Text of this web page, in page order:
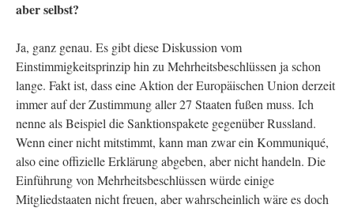
aber selbst?
Ja, ganz genau. Es gibt diese Diskussion vom
Einstimmigkeitsprinzip hin zu Mehrheitsbeschlüssen ja schon
lange. Fakt ist, dass eine Aktion der Europäischen Union derzeit
immer auf der Zustimmung aller 27 Staaten fußen muss. Ich
nenne als Beispiel die Sanktionspakete gegenüber Russland.
Wenn einer nicht mitstimmt, kann man zwar ein Kommuniqué,
also eine offizielle Erklärung abgeben, aber nicht handeln. Die
Einführung von Mehrheitsbeschlüssen würde einige
Mitgliedstaaten nicht freuen, aber wahrscheinlich wäre es doch